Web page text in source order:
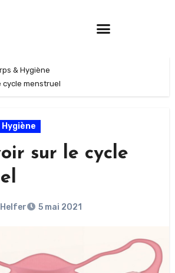
& Hygiène
cycle menstruel
sur le cycle
5 mai 2021